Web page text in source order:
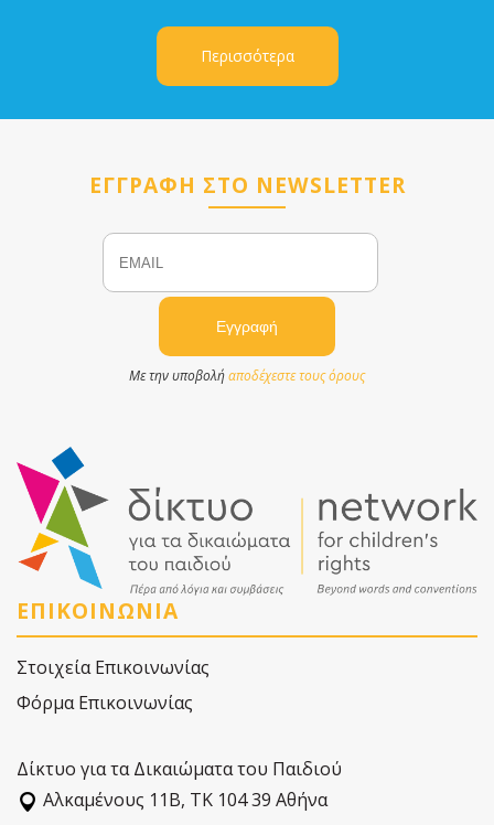
Περισσότερα
ΕΓΓΡΑΦΗ ΣΤΟ NEWSLETTER
Email
Με την υποβολήαποδέχεστε τους όρους
ΕΠΙΚΟΙΝΩΝΙΑ
Στοιχεία Επικοινωνίας
Φόρμα Επικοινωνίας
Δίκτυο για τα Δικαιώματα του Παιδιού
Αλκαµένους 11Β, ΤΚ 104 39 Αθήνα